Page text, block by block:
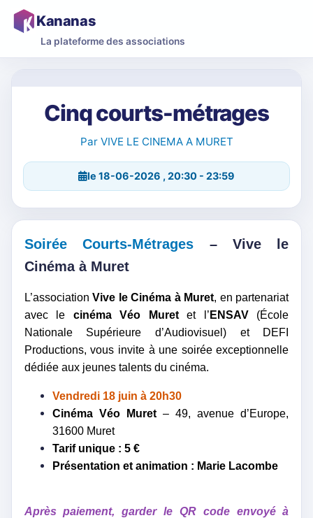
Kananas
La plateforme des associations
Cinq courts-métrages
Par VIVE LE CINEMA A MURET
le 18-06-2026 , 20:30 - 23:59
Soirée Courts-Métrages – Vive le
Cinéma à Muret
L’associationVive le Cinéma à Muret, en partenariat
avec le cinéma Véo Muretet l’ ENSAV(École
Nationale Supérieure d’Audiovisuel) et DEFI
Productions, vous invite à une soirée exceptionnelle
dédiée aux jeunes talents du cinéma.
Vendredi 18 juin à 20h30
Cinéma Véo Muret– 49, avenue d’Europe,
31600 Muret
Tarif unique : 5 €
Présentation et animation : Marie Lacombe
Après paiement, garder le QR code envoyé à